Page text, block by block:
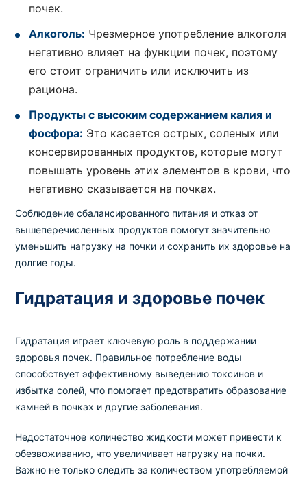
почек.
Алкоголь: Чрезмерное употребление алкоголя
негативно влияет на функции почек, поэтому
его стоит ограничить или исключить из
рациона.
Продукты с высоким содержанием калия и
фосфора: Это касается острых, соленых или
консервированных продуктов, которые могут
повышать уровень этих элементов в крови, что
негативно сказывается на почках.
Соблюдение сбалансированного питания и отказ от
вышеперечисленных продуктов помогут значительно
уменьшить нагрузку на почки и сохранить их здоровье на
долгие годы.
Гидратация и здоровье почек
Гидратация играет ключевую роль в поддержании
здоровья почек. Правильное потребление воды
способствует эффективному выведению токсинов и
избытка солей, что помогает предотвратить образование
камней в почках и другие заболевания.
Недостаточное количество жидкости может привести к
обезвоживанию, что увеличивает нагрузку на почки.
Важно не только следить за количеством употребляемой